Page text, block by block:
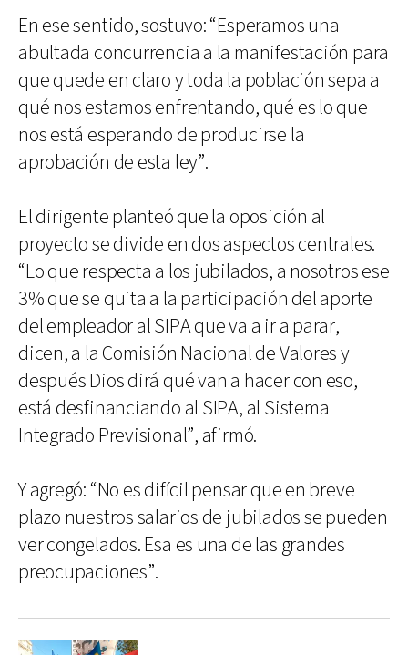
En ese sentido, sostuvo: “Esperamos una
abultada concurrencia a la manifestación para
que quede en claro y toda la población sepa a
qué nos estamos enfrentando, qué es lo que
nos está esperando de producirse la
aprobación de esta ley”.
El dirigente planteó que la oposición al
proyecto se divide en dos aspectos centrales.
“Lo que respecta a los jubilados, a nosotros ese
3% que se quita a la participación del aporte
del empleador al SIPA que va a ir a parar,
dicen, a la Comisión Nacional de Valores y
después Dios dirá qué van a hacer con eso,
está desfinanciando al SIPA, al Sistema
Integrado Previsional”, afirmó.
Y agregó: “No es difícil pensar que en breve
plazo nuestros salarios de jubilados se pueden
ver congelados. Esa es una de las grandes
preocupaciones”.